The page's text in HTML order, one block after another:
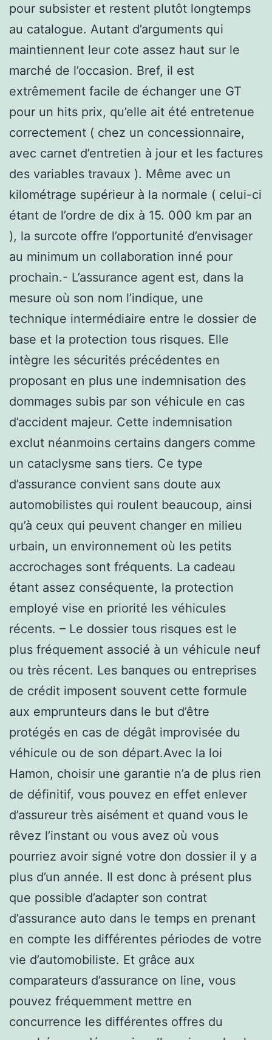
pour subsister et restent plutôt longtemps
au catalogue. Autant d’arguments qui
maintiennent leur cote assez haut sur le
marché de l’occasion. Bref, il est
extrêmement facile de échanger une GT
pour un hits prix, qu’elle ait été entretenue
correctement ( chez un concessionnaire,
avec carnet d’entretien à jour et les factures
des variables travaux ). Même avec un
kilométrage supérieur à la normale ( celui-ci
étant de l’ordre de dix à 15. 000 km par an
), la surcote offre l’opportunité d’envisager
au minimum un collaboration inné pour
prochain.- L’assurance agent est, dans la
mesure où son nom l’indique, une
technique intermédiaire entre le dossier de
base et la protection tous risques. Elle
intègre les sécurités précédentes en
proposant en plus une indemnisation des
dommages subis par son véhicule en cas
d’accident majeur. Cette indemnisation
exclut néanmoins certains dangers comme
un cataclysme sans tiers. Ce type
d’assurance convient sans doute aux
automobilistes qui roulent beaucoup, ainsi
qu’à ceux qui peuvent changer en milieu
urbain, un environnement où les petits
accrochages sont fréquents. La cadeau
étant assez conséquente, la protection
employé vise en priorité les véhicules
récents. – Le dossier tous risques est le
plus fréquement associé à un véhicule neuf
ou très récent. Les banques ou entreprises
de crédit imposent souvent cette formule
aux emprunteurs dans le but d’être
protégés en cas de dégât improvisée du
véhicule ou de son départ.Avec la loi
Hamon, choisir une garantie n’a de plus rien
de définitif, vous pouvez en effet enlever
d’assureur très aisément et quand vous le
rêvez l’instant ou vous avez où vous
pourriez avoir signé votre don dossier il y a
plus d’un année. Il est donc à présent plus
que possible d’adapter son contrat
d’assurance auto dans le temps en prenant
en compte les différentes périodes de votre
vie d’automobiliste. Et grâce aux
comparateurs d’assurance on line, vous
pouvez fréquemment mettre en
concurrence les différentes offres du